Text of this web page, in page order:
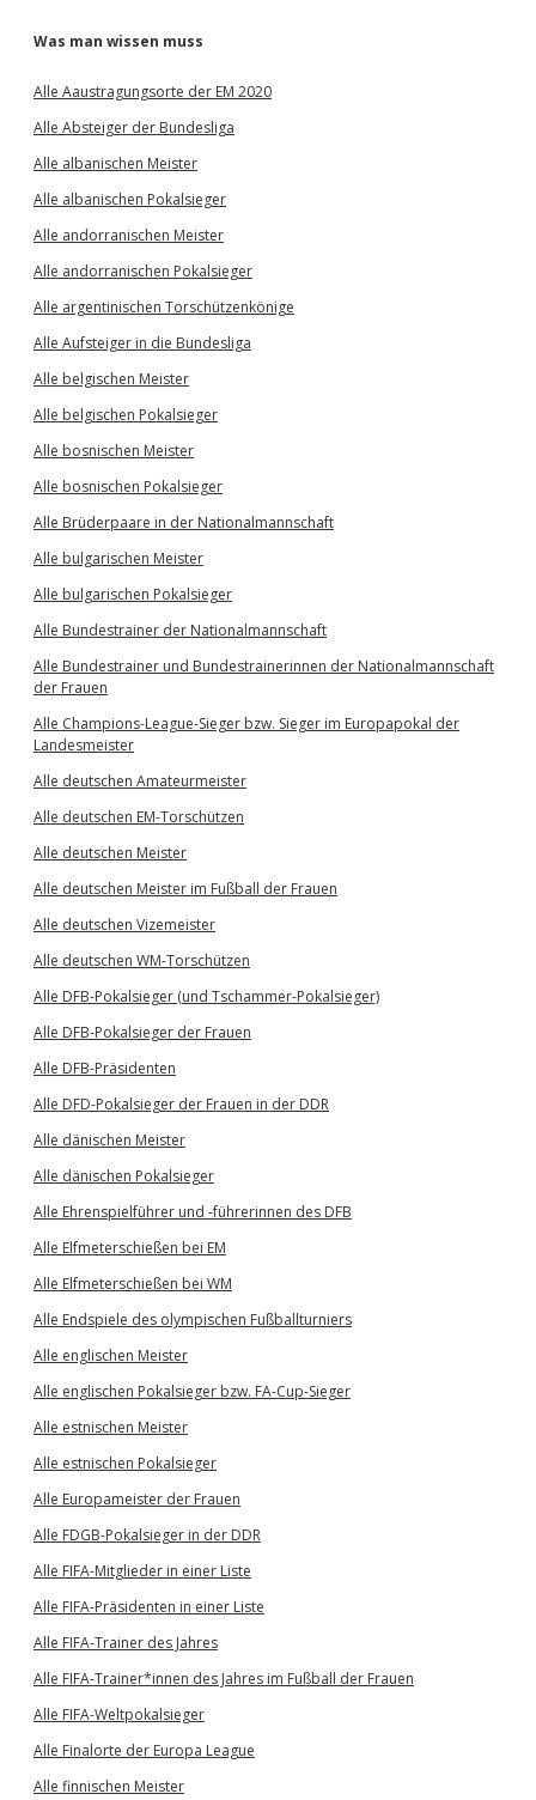
Was man wissen muss
Alle Aaustragungsorte der EM 2020
Alle Absteiger der Bundesliga
Alle albanischen Meister
Alle albanischen Pokalsieger
Alle andorranischen Meister
Alle andorranischen Pokalsieger
Alle argentinischen Torschützenkönige
Alle Aufsteiger in die Bundesliga
Alle belgischen Meister
Alle belgischen Pokalsieger
Alle bosnischen Meister
Alle bosnischen Pokalsieger
Alle Brüderpaare in der Nationalmannschaft
Alle bulgarischen Meister
Alle bulgarischen Pokalsieger
Alle Bundestrainer der Nationalmannschaft
Alle Bundestrainer und Bundestrainerinnen der Nationalmannschaft
der Frauen
Alle Champions-League-Sieger bzw. Sieger im Europapokal der
Landesmeister
Alle deutschen Amateurmeister
Alle deutschen EM-Torschützen
Alle deutschen Meister
Alle deutschen Meister im Fußball der Frauen
Alle deutschen Vizemeister
Alle deutschen WM-Torschützen
Alle DFB-Pokalsieger (und Tschammer-Pokalsieger)
Alle DFB-Pokalsieger der Frauen
Alle DFB-Präsidenten
Alle DFD-Pokalsieger der Frauen in der DDR
Alle dänischen Meister
Alle dänischen Pokalsieger
Alle Ehrenspielführer und -führerinnen des DFB
Alle Elfmeterschießen bei EM
Alle Elfmeterschießen bei WM
Alle Endspiele des olympischen Fußballturniers
Alle englischen Meister
Alle englischen Pokalsieger bzw. FA-Cup-Sieger
Alle estnischen Meister
Alle estnischen Pokalsieger
Alle Europameister der Frauen
Alle FDGB-Pokalsieger in der DDR
Alle FIFA-Mitglieder in einer Liste
Alle FIFA-Präsidenten in einer Liste
Alle FIFA-Trainer des Jahres
Alle FIFA-Trainer*innen des Jahres im Fußball der Frauen
Alle FIFA-Weltpokalsieger
Alle Finalorte der Europa League
Alle finnischen Meister